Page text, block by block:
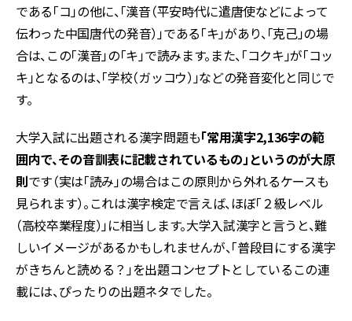
である「コ」の他に、「漢音（平安時代に遣唐使などによって
伝わった中国唐代の発音）」である「キ」があり、「克己」の場
合は、この「漢音」の「キ」で読みます。また、「コクキ」が「コッ
キ」となるのは、「学校（ガッコウ）」などの発音変化と同じで
す。
大学入試に出題される漢字問題も「常用漢字2,136字の範
囲内で、その音訓表に記載されているもの」というのが大原
則です（実は「読み」の場合はこの原則から外れるケースも
見られます）。これは漢字検定で言えば、ほぼ「２級レベル
（高校卒業程度）」に相当します。大学入試漢字と言うと、難
しいイメージがあるかもしれませんが、「普段目にする漢字
がきちんと読める？」を出題コンセプトとしているこの連
載には、ぴったりの出題ネタでした。